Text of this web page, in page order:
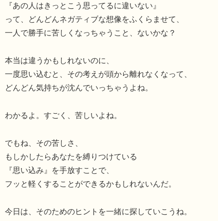
『あの人はきっとこう思ってるに違いない』
って、どんどんネガティブな想像をふくらませて、
一人で勝手に苦しくなっちゃうこと、ないかな？
本当は違うかもしれないのに、
一度思い込むと、その考えが頭から離れなくなって、
どんどん気持ちが沈んでいっちゃうよね。
わかるよ。すごく、苦しいよね。
でもね、その苦しさ、
もしかしたらあなたを縛りつけている
『思い込み』を手放すことで、
フッと軽くすることができるかもしれないんだ。
今日は、そのためのヒントを一緒に探していこうね。